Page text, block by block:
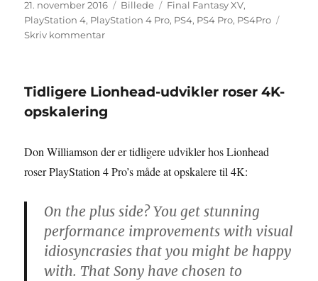
Udgivet
21. november 2016 Format
Billede Tags
Final Fantasy XV,
PlayStation 4, PlayStation 4 Pro, PS4, PS4 Pro, PS4Pro
Skriv kommentartil
på
PlayStation
Tidligere Lionhead-udvikler roser 4K-
opskalering
Don Williamson der er tidligere udvikler hos Lionhead
roser PlayStation 4 Pro’s måde at opskalere til 4K:
On the plus side? You get stunning
performance improvements with visual
idiosyncrasies that you might be happy
with. That Sony have chosen to